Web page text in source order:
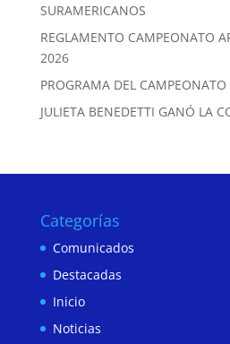
SURAMERICANOS
REGLAMENTO CAMPEONATO
2026
PROGRAMA DEL
JULIETA BENEDETTI GANÓ LA
Categorías
Comunicados
Destacadas
Inicio
Noticias